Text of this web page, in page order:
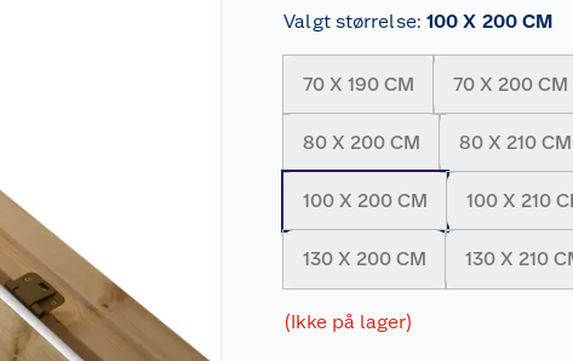
Valgt størrelse: 100 X 200 CM
70 X 190 CM 70 X 200 CM
80 X 200 CM 80 X 210 CM
100 X 200 CM 100 X 210
130 X 200 CM 130 X 210
(Ikke på lager)